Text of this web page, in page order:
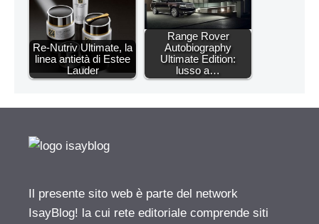
Re-Nutriv Ultimate, la
linea antietà di Estee
Lauder
Range Rover
Autobiography
Ultimate Edition:
lusso a…
Il presente sito web è parte del network
IsayBlog! la cui rete editoriale comprende siti